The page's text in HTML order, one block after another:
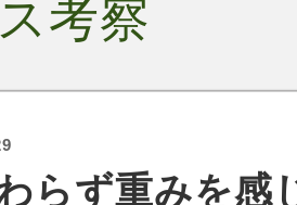
考察
らず重みを感